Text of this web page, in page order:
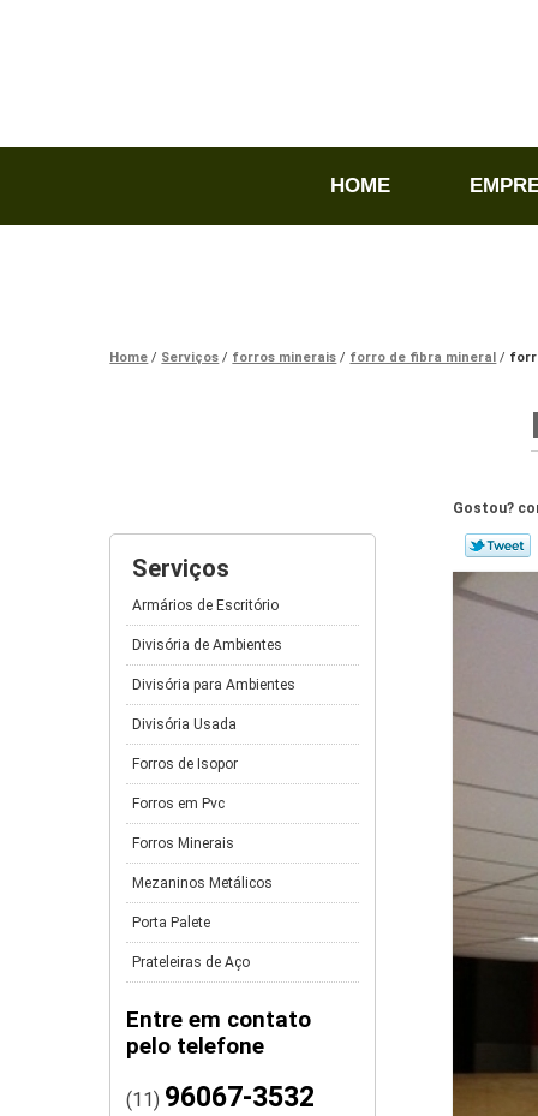
HOME
Home Serviços forros minerais forro de fibra mineral
Serviços
Armários de Escritório
Divisória de Ambientes
Divisória para Ambientes
Divisória Usada
Forros de Isopor
Forros em Pvc
Forros Minerais
Mezaninos Metálicos
Porta Palete
Prateleiras de Aço
Entre em contato
pelo telefone
(11) 96067-3532
Gostou?